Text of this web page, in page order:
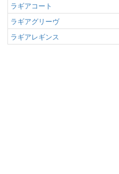
ラギアコート
ラギアグリーヴ
ラギアレギンス